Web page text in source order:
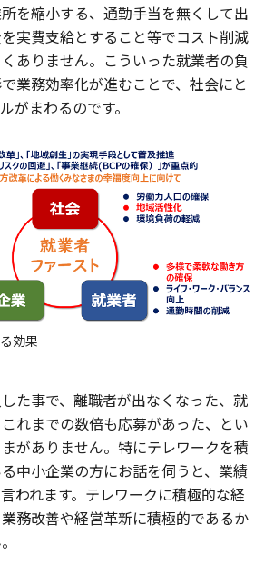
を縮小する、通勤手当を無くして出
実費支給とすること等でコスト削減
ありません。こういった就業者の負
業務効率化が進むことで、社会にと
がまわるのです。
効果
た事で、離職者が出なくなった、就
れまでの数倍も応募があった、とい
がありません。特にテレワークを積
中小企業の方にお話を伺うと、業績
われます。テレワークに積極的な経
務改善や経営革新に積極的であるか